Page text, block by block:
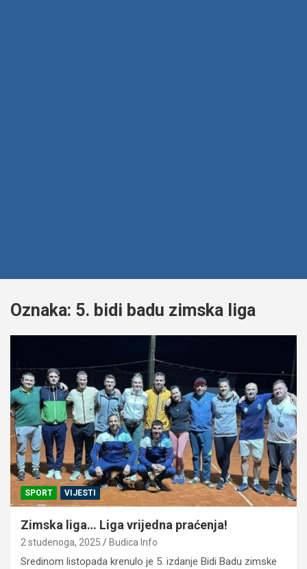
Oznaka: 5. bidi badu zimska liga
SPORT VIJESTI
Zimska liga… Liga vrijedna praćenja!
2 studenoga, 2025 Budica Info
Sredinom listopada krenulo je 5. izdanje Bidi Badu zimske